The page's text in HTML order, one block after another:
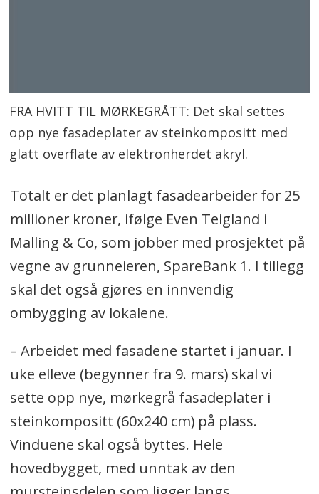
FRA HVITT TIL MØRKEGRÅTT: Det skal settes
opp nye fasadeplater av steinkompositt med
glatt overflate av elektronherdet akryl.
Totalt er det planlagt fasadearbeider for 25
millioner kroner, ifølge Even Teigland i
Malling & Co, som jobber med prosjektet på
vegne av grunneieren, SpareBank 1. I tillegg
skal det også gjøres en innvendig
ombygging av lokalene.
– Arbeidet med fasadene startet i januar. I
uke elleve (begynner fra 9. mars) skal vi
sette opp nye, mørkegrå fasadeplater i
steinkompositt (60x240 cm) på plass.
Vinduene skal også byttes. Hele
hovedbygget, med unntak av den